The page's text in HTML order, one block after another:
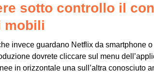
sotto controllo il
mobili
invece guardano Netflix da smartphone o
dovrete cliccare sul menu
in orizzontale una sull’altra conosciuto